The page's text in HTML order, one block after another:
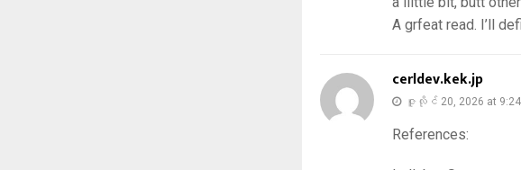
A grfeat read. I’ll
cerldev.kek.jp
ဇူလိုင် 20, 2026 at
References: